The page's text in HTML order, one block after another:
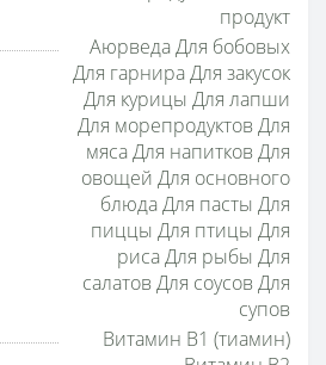
продукт
Аюрведа Для бобовых
Для гарнира Для закусок
Для курицы Для лапши
Для морепродуктов Для
мяса Для напитков Для
овощей Для основного
блюда Для пасты Для
пиццы Для птицы Для
риса Для рыбы Для
салатов Для соусов Для
супов
Витамин B1 (тиамин)